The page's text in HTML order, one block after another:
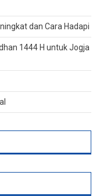
dan Cara Hadapi
1444 H untuk Jogja